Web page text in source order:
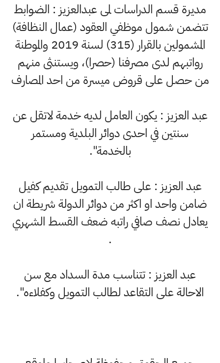
مديرة قسم الدراسات لمى عبدالعزيز : الضوابط
تتضمن شمول موظفي العقود (عمال النظافة)
المشمولين بالقرار (315) لسنة 2019 والموطنة
رواتبهم لدى مصرفنا (حصرا)، ويستنثى منهم
من حصل على قروض ميسرة من احد المصارف
عبد العزيز : يكون العامل لديه خدمة لاتقل عن
سنتين في احدى دوائر البلدية ومستمر
بالخدمة".
عبد العزيز : على طالب التمويل تقديم كفيل
ضامن واحد او اكثر من دوائر الدولة شريطة ان
يعادل نصف صافي راتبه ضعف القسط الشهري
.
عبد العزيز : تتناسب مدة السداد مع سن
الاحالة على التقاعد لطالب التمويل وكفلاءه".